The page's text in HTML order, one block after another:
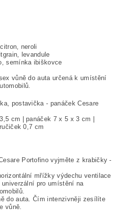
neroli
levandule
semínka ibiškovce
vůně do auta určená k umístění
postavička - panáček Cesare
cm | panáček 7 x 5 x 3 cm |
0,7 cm
Portofino vyjměte z krabičky -
mřížky výdechu ventilace
pro umístění na
do auta. Čím intenzivněji zesílíte
vůně.